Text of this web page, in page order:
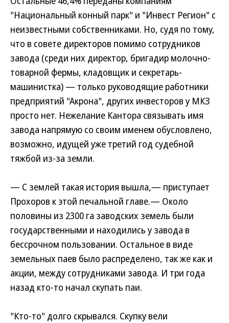
"Национальный конный парк" и "Инвест Регион" с
неизвестными собственниками. Но, судя по тому,
что в совете директоров помимо сотрудников
завода (среди них директор, бригадир молочно-
товарной фермы, кладовщик и секретарь-
машинистка) — только руководящие работники
предприятий "Акрона", других инвесторов у МКЗ
просто нет. Нежелание Кантора связывать имя
завода напрямую со своим именем обусловлено,
возможно, идущей уже третий год судебной
тяжбой из-за земли.
— С землей такая история вышла,— приступает
Прохоров к этой печальной главе.— Около
половины из 2300 га заводских земель были
государственными и находились у завода в
бессрочном пользовании. Остальное в виде
земельных паев было распределено, так же как и
акции, между сотрудниками завода. И три года
назад кто-то начал скупать паи.
"Кто-то" долго скрывался. Скупку вели